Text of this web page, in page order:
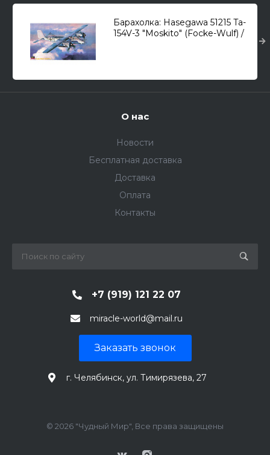
Барахолка: Hasegawa 51215 Ta-
154V-3 "Moskito" (Focke-Wulf) /
О нас
Новости
Бесплатная доставка
Доставка
Оплата
Контакты
+7 (919) 121 22 07
miracle-world@mail.ru
Заказать звонок
г. Челябинск, ул. Тимирязева, 27
© 2026 "Чудный Мир", Все права защищены